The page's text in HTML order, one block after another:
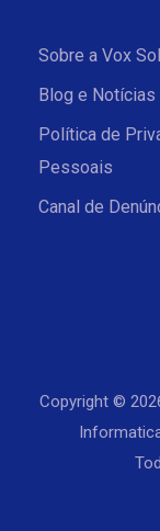
Sobre a Vox
Blog e Notícias
Política de
Pessoais
Canal de
Copyright ©